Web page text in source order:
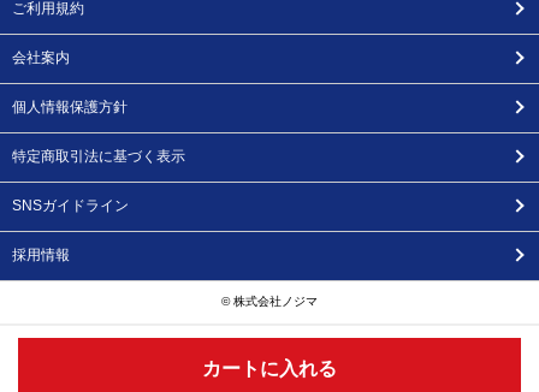
カートに入れる
ご利用規約
会社案内
個人情報保護方針
特定商取引法に基づく表示
SNSガイドライン
採用情報
© 株式会社ノジマ